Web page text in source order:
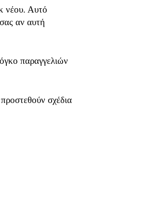
νέου. Αυτό
αν αυτή
παραγγελιών
σχέδια